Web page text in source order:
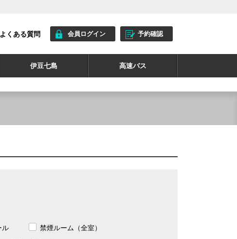
よくある質問 会員ログイン 予約確認
伊豆七島 高速バス
ル 禁煙ルーム（全室）